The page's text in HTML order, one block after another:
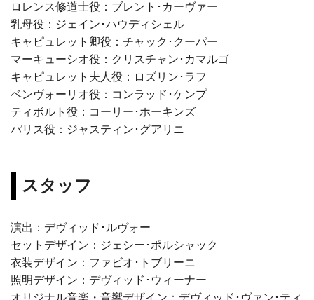
ロレンス修道士役：ブレント･カーヴァー
乳母役：ジェイン･ハウディシェル
キャピュレット卿役：チャック･クーパー
マーキューシオ役：クリスチャン･カマルゴ
キャピュレット夫人役：ロズリン･ラフ
ベンヴォーリオ役：コンラッド･ケンプ
ティボルト役：コーリー･ホーキンズ
パリス役：ジャスティン･グアリニ
スタッフ
演出：デヴィッド･ルヴォー
セットデザイン：ジェシー･ポルシャック
衣装デザイン：ファビオ･トブリーニ
照明デザイン：デヴィッド･ウィーナー
オリジナル音楽・音響デザイン：デヴィッド･ヴァン･ティ